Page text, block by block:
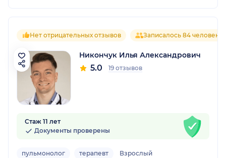
Нет отрицательных отзывов Записалось 84 человека
Никончук Илья Александрович
5.0 19 отзывов
Стаж 11 лет
Документы проверены
пульмонолог терапевт Взрослый